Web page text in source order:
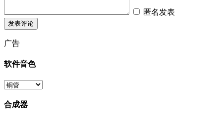
匿名发表
广告
软件音色
合成器